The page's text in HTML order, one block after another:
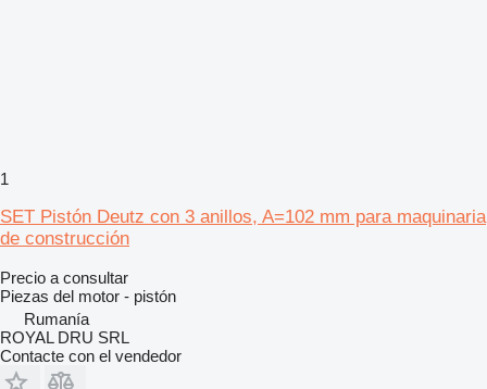
1
SET Pistón Deutz con 3 anillos, A=102 mm para maquinaria
de construcción
Precio a consultar
Piezas del motor - pistón
Rumanía
ROYAL DRU SRL
Contacte con el vendedor